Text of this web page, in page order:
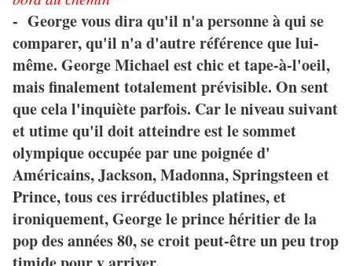
- George vous dira qu'il n'a personne à qui se
comparer, qu'il n'a d'autre référence que lui-
même. George Michael est chic et tape-à-l'oeil,
mais finalement totalement prévisible. On sent
que cela l'inquiète parfois. Car le niveau suivant
et utime qu'il doit atteindre est le sommet
olympique occupée par une poignée d'
Américains, Jackson, Madonna, Springsteen et
Prince, tous ces irréductibles platines, et
ironiquement, George le prince héritier de la
pop des années 80, se croit peut-être un peu trop